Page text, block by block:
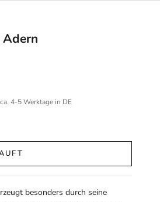
4-5 Werktage in DE
besonders durch seine